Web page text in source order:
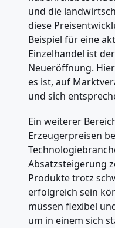
und die
diese
Beispiel für eine
Einzelhandel ist der
Neueröffnung.
es ist, auf
und sich
Ein weiterer
Erzeugerpreisen
Absatzsteigerung
Produkte trotz
erfolgreich sein
müssen flexibel
um in einem sich